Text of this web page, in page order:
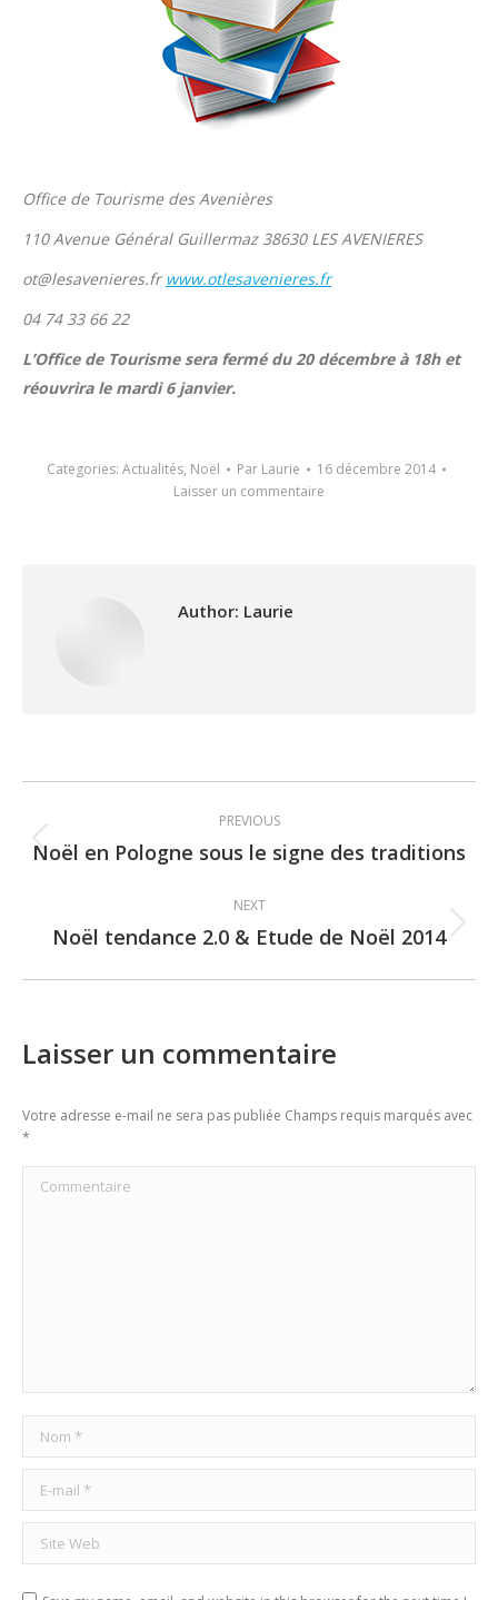
Office de Tourisme des Avenières
110 Avenue Général Guillermaz 38630 LES AVENIERES
ot@lesavenieres.fr www.otlesavenieres.fr
04 74 33 66 22
L’Office de Tourisme sera fermé du 20 décembre à 18h et
réouvrira le mardi 6 janvier.
Categories: Actualités, Noël Par Laurie
16 décembre 2014
Laisser un commentaire
Author: Laurie
navigation
PREVIOUS
Previous
Noël en Pologne sous le signe des traditions
NEXT
Next
Noël tendance 2.0 & Etude de Noël 2014
Laisser un commentaire
Votre adresse e-mail ne sera pas publiée Champs requis marqués avec
*
Commentaire
Nom *
E-mail *
Site Web